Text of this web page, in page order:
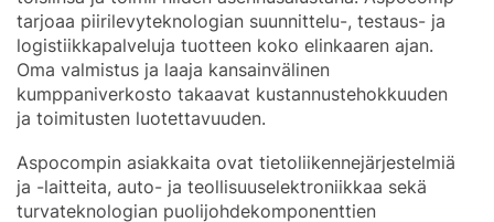
tarjoaa piirilevyteknologian suunnittelu-, testaus- ja
logistiikkapalveluja tuotteen koko elinkaaren ajan.
Oma valmistus ja laaja kansainvälinen
kumppaniverkosto takaavat kustannustehokkuuden
ja toimitusten luotettavuuden.
Aspocompin asiakkaita ovat tietoliikennejärjestelmiä
ja -laitteita, auto- ja teollisuuselektroniikkaa sekä
turvateknologian puolijohdekomponenttien